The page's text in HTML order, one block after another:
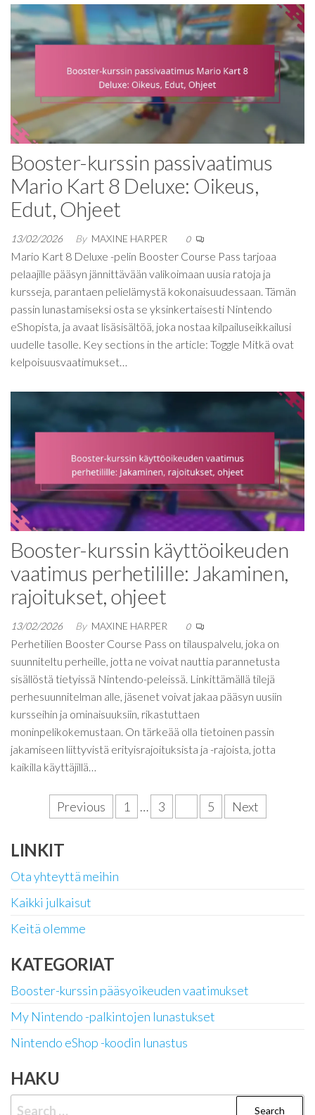
Booster-kurssin passivaatimus
Mario Kart 8 Deluxe: Oikeus,
Edut, Ohjeet
13/02/2026 By MAXINE HARPER 0
Mario Kart 8 Deluxe -pelin Booster Course Pass tarjoaa
pelaajille pääsyn jännittävään valikoimaan uusia ratoja ja
kursseja, parantaen pelielämystä kokonaisuudessaan. Tämän
passin lunastamiseksi osta se yksinkertaisesti Nintendo
eShopista, ja avaat lisäsisältöä, joka nostaa kilpailuseikkailusi
uudelle tasolle. Key sections in the article: Toggle Mitkä ovat
kelpoisuusvaatimukset…
Booster-kurssin käyttöoikeuden
vaatimus perhetilille: Jakaminen,
rajoitukset, ohjeet
13/02/2026 By MAXINE HARPER 0
Perhetilien Booster Course Pass on tilauspalvelu, joka on
suunniteltu perheille, jotta ne voivat nauttia parannetusta
sisällöstä tietyissä Nintendo-peleissä. Linkittämällä tilejä
perhesuunnitelman alle, jäsenet voivat jakaa pääsyn uusiin
kursseihin ja ominaisuuksiin, rikastuttaen
moninpelikokemustaan. On tärkeää olla tietoinen passin
jakamiseen liittyvistä erityisrajoituksista ja -rajoista, jotta
kaikilla käyttäjillä…
PostsPrevious 1 … 3 5 Next
LINKIT
Ota yhteyttä meihin
Kaikki julkaisut
Keitä olemme
KATEGORIAT
Booster-kurssin pääsyoikeuden vaatimukset
My Nintendo -palkintojen lunastukset
Nintendo eShop -koodin lunastus
HAKU
Search